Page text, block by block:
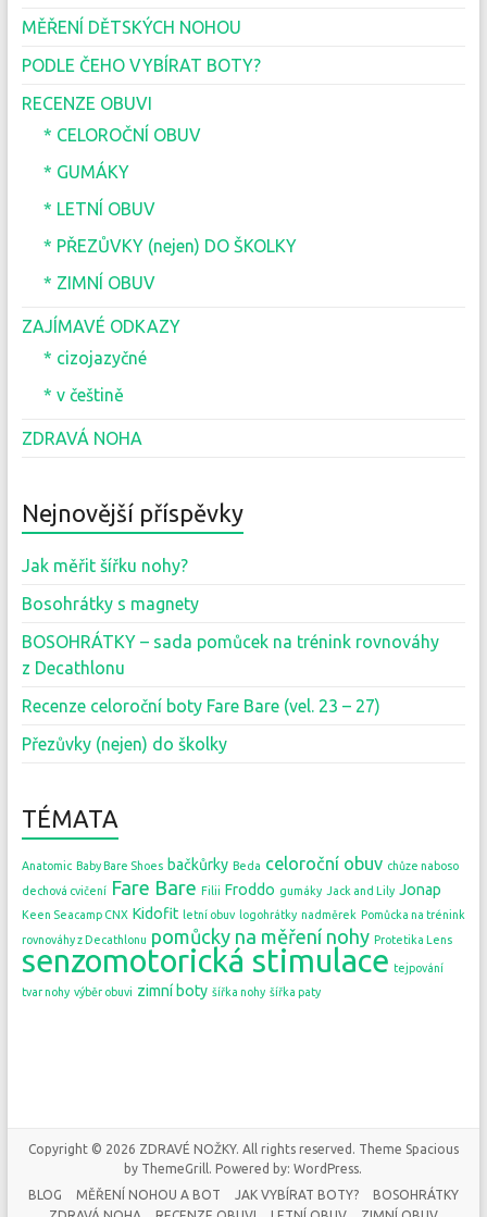
MĚŘENÍ DĚTSKÝCH NOHOU
PODLE ČEHO VYBÍRAT BOTY?
RECENZE OBUVI
* CELOROČNÍ OBUV
* GUMÁKY
* LETNÍ OBUV
* PŘEZŮVKY (nejen) DO ŠKOLKY
* ZIMNÍ OBUV
ZAJÍMAVÉ ODKAZY
* cizojazyčné
* v češtině
ZDRAVÁ NOHA
Nejnovější příspěvky
Jak měřit šířku nohy?
Bosohrátky s magnety
BOSOHRÁTKY – sada pomůcek na trénink rovnováhy
z Decathlonu
Recenze celoroční boty Fare Bare (vel. 23 – 27)
Přezůvky (nejen) do školky
TÉMATA
Anatomic Baby Bare Shoes bačkůrky Beda celoroční obuv chůze naboso
dechová cvičení Fare Bare Filii Froddo gumáky Jack and Lily Jonap
Keen Seacamp CNX Kidofit letní obuv logohrátky nadměrek Pomůcka na trénink
rovnováhy z Decathlonu pomůcky na měření nohy Protetika Lens
senzomotorická stimulace tejpování
tvar nohy výběr obuvi zimní boty šířka nohy šířka paty
Copyright © 2026 ZDRAVÉ NOŽKY. All rights reserved. Theme Spacious
by ThemeGrill. Powered by:WordPress.
BLOG
MĚŘENÍ NOHOU A BOT JAK VYBÍRAT BOTY?
BOSOHRÁTKY